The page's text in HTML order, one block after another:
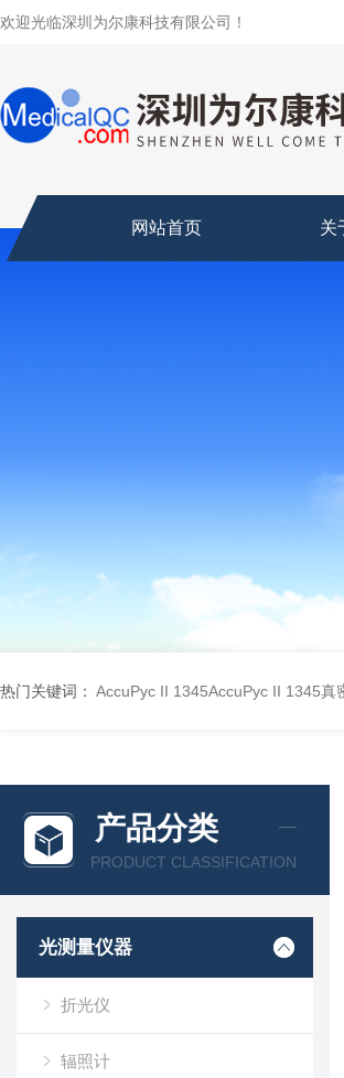
欢迎光临深圳为尔康科技有限公司！
网站首页 关
热门关键词： AccuPyc II 1345AccuPyc II 1345真
产品分类
PRODUCT CLASSIFICATION
光测量仪器
折光仪
辐照计